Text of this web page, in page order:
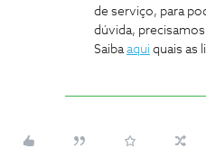
de serviço, para
dúvida,
Saibaaqui quais as